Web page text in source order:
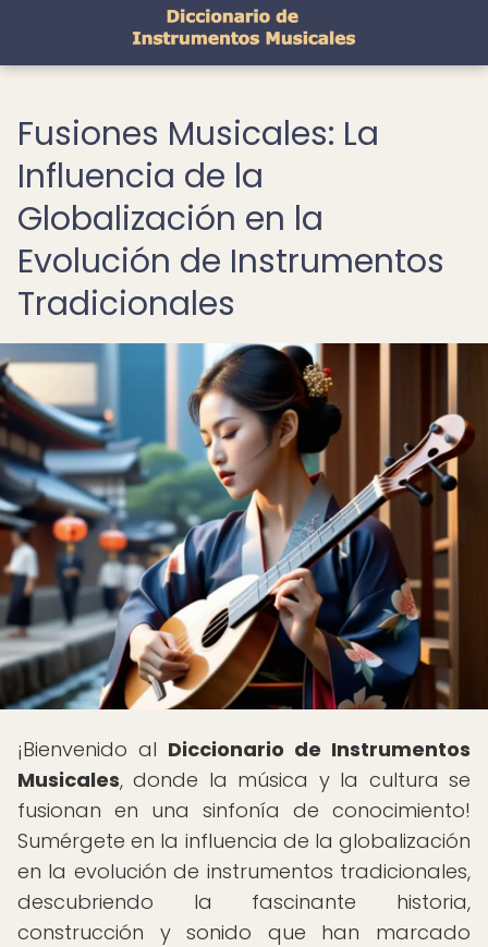
Fusiones Musicales: La
Influencia de la
Globalización en la
Evolución de Instrumentos
Tradicionales
¡Bienvenido al Diccionario de Instrumentos
Musicales, donde la música y la cultura se
fusionan en una sinfonía de conocimiento!
Sumérgete en la influencia de la globalización
en la evolución de instrumentos tradicionales,
descubriendo la fascinante historia,
construcción y sonido que han marcado